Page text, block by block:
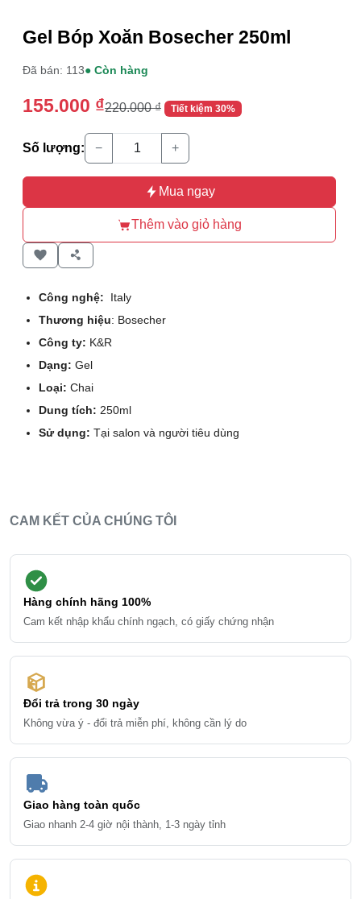
Thông tin mua hàng
Gel Bóp Xoăn Bosecher 250ml
Đã bán: 113● Còn hàng
155.000 ₫220.000₫ Tiết kiệm 30%
Số lượng: − +
Mua ngay
Thêm vào giỏ hàng
Công nghệ: Italy
Thương hiệu: Bosecher
Công ty: K&R
Dạng: Gel
Loại: Chai
Dung tích: 250ml
Sử dụng: Tại salon và người tiêu dùng
CAM KẾT CỦA CHÚNG TÔI
Hàng chính hãng 100%
Cam kết nhập khẩu chính ngạch, có giấy chứng nhận
Đổi trả trong 30 ngày
Không vừa ý - đổi trả miễn phí, không cần lý do
Giao hàng toàn quốc
Giao nhanh 2-4 giờ nội thành, 1-3 ngày tỉnh